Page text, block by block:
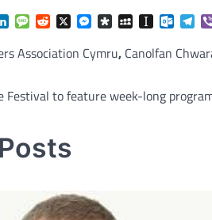
LinkedInMessageReddit
X Messenger
DiasporaMySpaceInstapaper
Association Cymru, Canolfan
Festival to feature week-long